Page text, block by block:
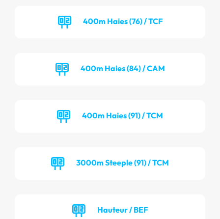
400m Haies (76) / TCF
400m Haies (84) / CAM
400m Haies (91) / TCM
3000m Steeple (91) / TCM
Hauteur / BEF